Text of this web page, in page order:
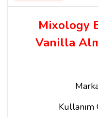
Mixology
Vanilla
Kullanım